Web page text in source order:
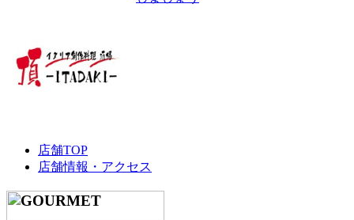
店舗TOP
店舗情報・アクセス